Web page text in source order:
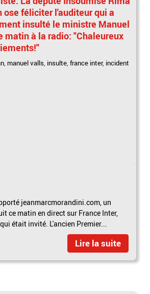
ose féliciter l'auditeur qui a
insulté le ministre Manuel
matin à la radio: "Chaleureux
manuel valls insulte ,france inter, incident
jeanmarcmorandini.com, un
ce matin en direct sur France Inter,
était invité. L'ancien Premier...
Lire la suite